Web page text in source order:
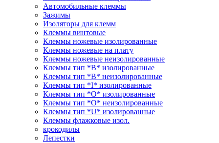
Автомобильные клеммы
Зажимы
Изоляторы для клемм
Клеммы винтовые
Клеммы ножевые изолированные
Клеммы ножевые на плату
Клеммы ножевые неизолированные
Клеммы тип *B* изолированные
Клеммы тип *B* неизолированные
Клеммы тип *I* изолированные
Клеммы тип *O* изолированные
Клеммы тип *O* неизолированные
Клеммы тип *U* изолированные
Клеммы флажковые изол.
крокодилы
Лепестки